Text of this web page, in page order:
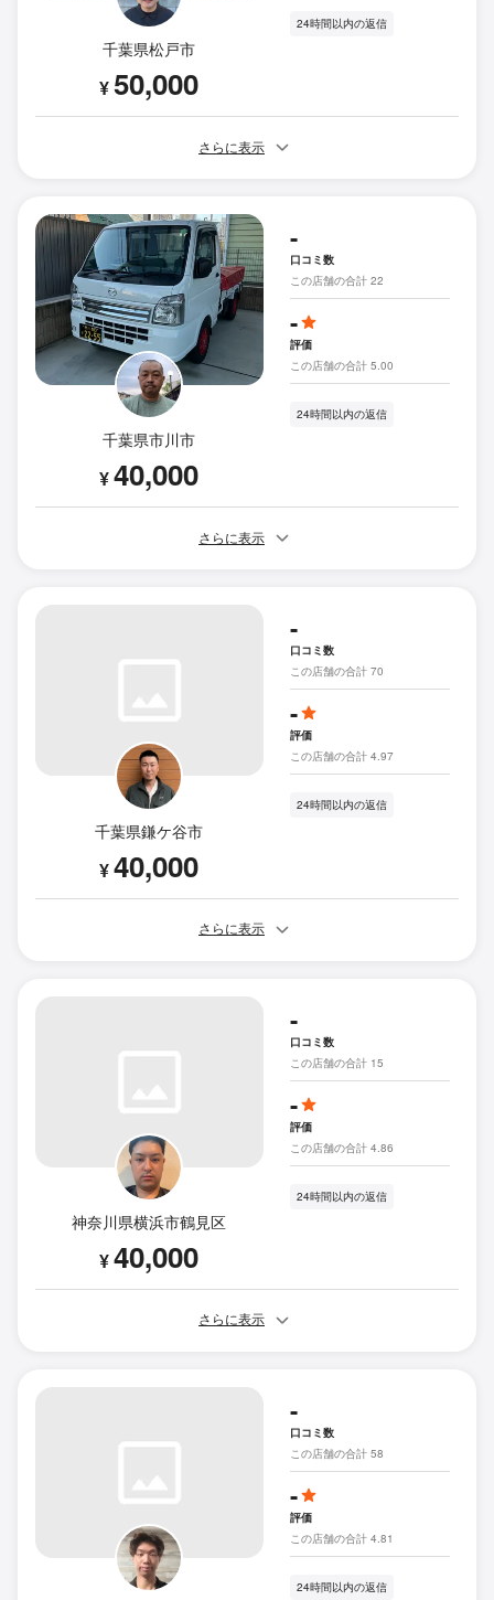
千葉県松戸市
¥50,000
24時間以内の返信
さらに表示
千葉県市川市
¥40,000
-
口コミ数
この店舗の合計 22
-
評価
この店舗の合計 5.00
24時間以内の返信
さらに表示
千葉県鎌ケ谷市
¥40,000
-
口コミ数
この店舗の合計 70
-
評価
この店舗の合計 4.97
24時間以内の返信
さらに表示
神奈川県横浜市鶴見区
¥40,000
-
口コミ数
この店舗の合計 15
-
評価
この店舗の合計 4.86
24時間以内の返信
さらに表示
-
口コミ数
この店舗の合計 58
-
評価
この店舗の合計 4.81
24時間以内の返信